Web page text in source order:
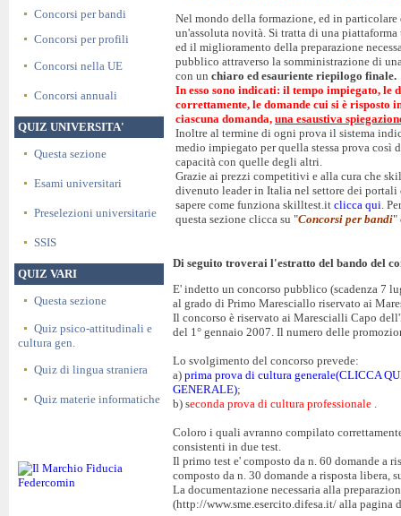
Concorsi per bandi
Concorsi per profili
Concorsi nella UE
Concorsi annuali
QUIZ UNIVERSITA'
Questa sezione
Esami universitari
Preselezioni universitarie
SSIS
QUIZ VARI
Questa sezione
Quiz psico-attitudinali e
cultura gen.
Quiz di lingua straniera
Quiz materie informatiche
Nel mondo della formazione, ed in
un'assoluta novità. Si tratta di una
ed il miglioramento della preparazione
pubblico attraverso la somministrazione di
con un chiaro ed esauriente riepilogo finale.
In esso sono indicati: il tempo impiegato, le
correttamente, le domande cui si è risposto
ciascuna domanda, una esaustiva
Inoltre al termine di ogni prova il sistema
medio impiegato per quella stessa prova così
capacità con quelle degli altri.
Grazie ai prezzi competitivi e alla cura che
divenuto leader in Italia nel settore dei portali
sapere come funziona skilltest.it clicca qui.
questa sezione clicca su "Concorsi per bandi"
Di seguito troverai l'estratto del bando del
E' indetto un concorso pubblico (scadenza 7
al grado di Primo Maresciallo riservato ai
Il concorso è riservato ai Marescialli Capo
del 1° gennaio 2007. Il numero delle
Lo svolgimento del concorso prevede:
a) prima prova di cultura generale(CLICCA
GENERALE);
b) seconda prova di cultura professionale .
Coloro i quali avranno compilato
consistenti in due test.
Il primo test e' composto da n. 60 domande a
composto da n. 30 domande a risposta libera,
La documentazione necessaria alla
(http://www.sme.esercito.difesa.it/ alla